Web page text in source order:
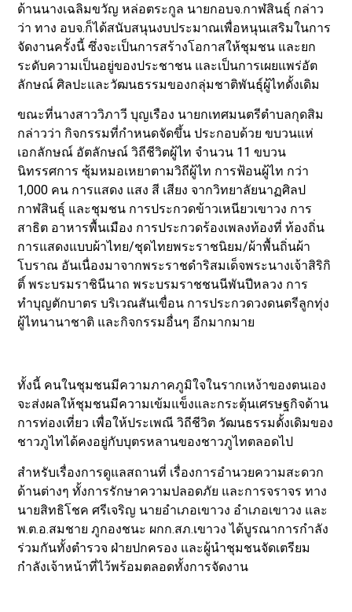
ด้านนางเฉลิมขวัญ หล่อตระกูล นายกอบจ.กาฬสินธุ์ กล่าว
ว่า ทาง อบจ.ก็ได้สนับสนุนงบประมาณเพื่อหนุนเสริมในการ
จัดงานครั้งนี้ ซึ่งจะเป็นการสร้างโอกาสให้ชุมชน และยก
ระดับความเป็นอยู่ของประชาชน และเป็นการเผยแพร่อัต
ลักษณ์ ศิลปะและวัฒนธรรมของกลุ่มชาติพันธุ์ผู้ไทดั้งเดิม
ขณะที่นางสาววิภาวี บุญเรือง นายกเทศมนตรีตำบลกุดสิม
กล่าวว่า กิจกรรมที่กำหนดจัดขึ้น ประกอบด้วย ขบวนแห่
เอกลักษณ์ อัตลักษณ์ วิถีชีวิตผู้ไท จำนวน 11 ขบวน
นิทรรศการ ซุ้มหมอเหยาตามวิถีผู้ไท การฟ้อนผู้ไท กว่า
1,000 คน การแสดง แสง สี เสียง จากวิทยาลัยนาฏศิลป
กาฬสินธุ์ และชุมชน การประกวดข้าวเหนียวเขาวง การ
สาธิต อาหารพื้นเมือง การประกวดร้องเพลงท้องที่ ท้องถิ่น
การแสดงแบบผ้าไทย/ชุดไทยพระราชนิยม/ผ้าพื้นถิ่นผ้า
โบราณ อันเนื่องมาจากพระราชดำริสมเด็จพระนางเจ้าสิริกิ
ติ์ พระบรมราชินีนาถ พระบรมราชชนนีพันปีหลวง การ
ทำบุญตักบาตร บริเวณสันเขื่อน การประกวดวงดนตรีลูกทุ่ง
ผู้ไทนานาชาติ และกิจกรรมอื่นๆ อีกมากมาย
ทั้งนี้ คนในชุมชนมีความภาคภูมิใจในรากเหง้าของตนเอง
จะส่งผลให้ชุมชนมีความเข้มแข็งและกระตุ้นเศรษฐกิจด้าน
การท่องเที่ยว เพื่อให้ประเพณี วิถีชีวิต วัฒนธรรมดั้งเดิมของ
ชาวภูไทได้คงอยู่กับบุตรหลานของชาวภูไทตลอดไป
สำหรับเรื่องการดูแลสถานที่ เรื่องการอำนวยความสะดวก
ด้านต่างๆ ทั้งการรักษาความปลอดภัย และการจราจร ทาง
นายสิทธิโชค ศรีเจริญ นายอำเภอเขาวง อำเภอเขาวง และ
พ.ต.อ.สมชาย ภูกองชนะ ผกก.สภ.เขาวง ได้บูรณาการกำลัง
ร่วมกันทั้งตำรวจ ฝ่ายปกครอง และผู้นำชุมชนจัดเตรียม
กำลังเจ้าหน้าที่ไว้พร้อมตลอดทั้งการจัดงาน